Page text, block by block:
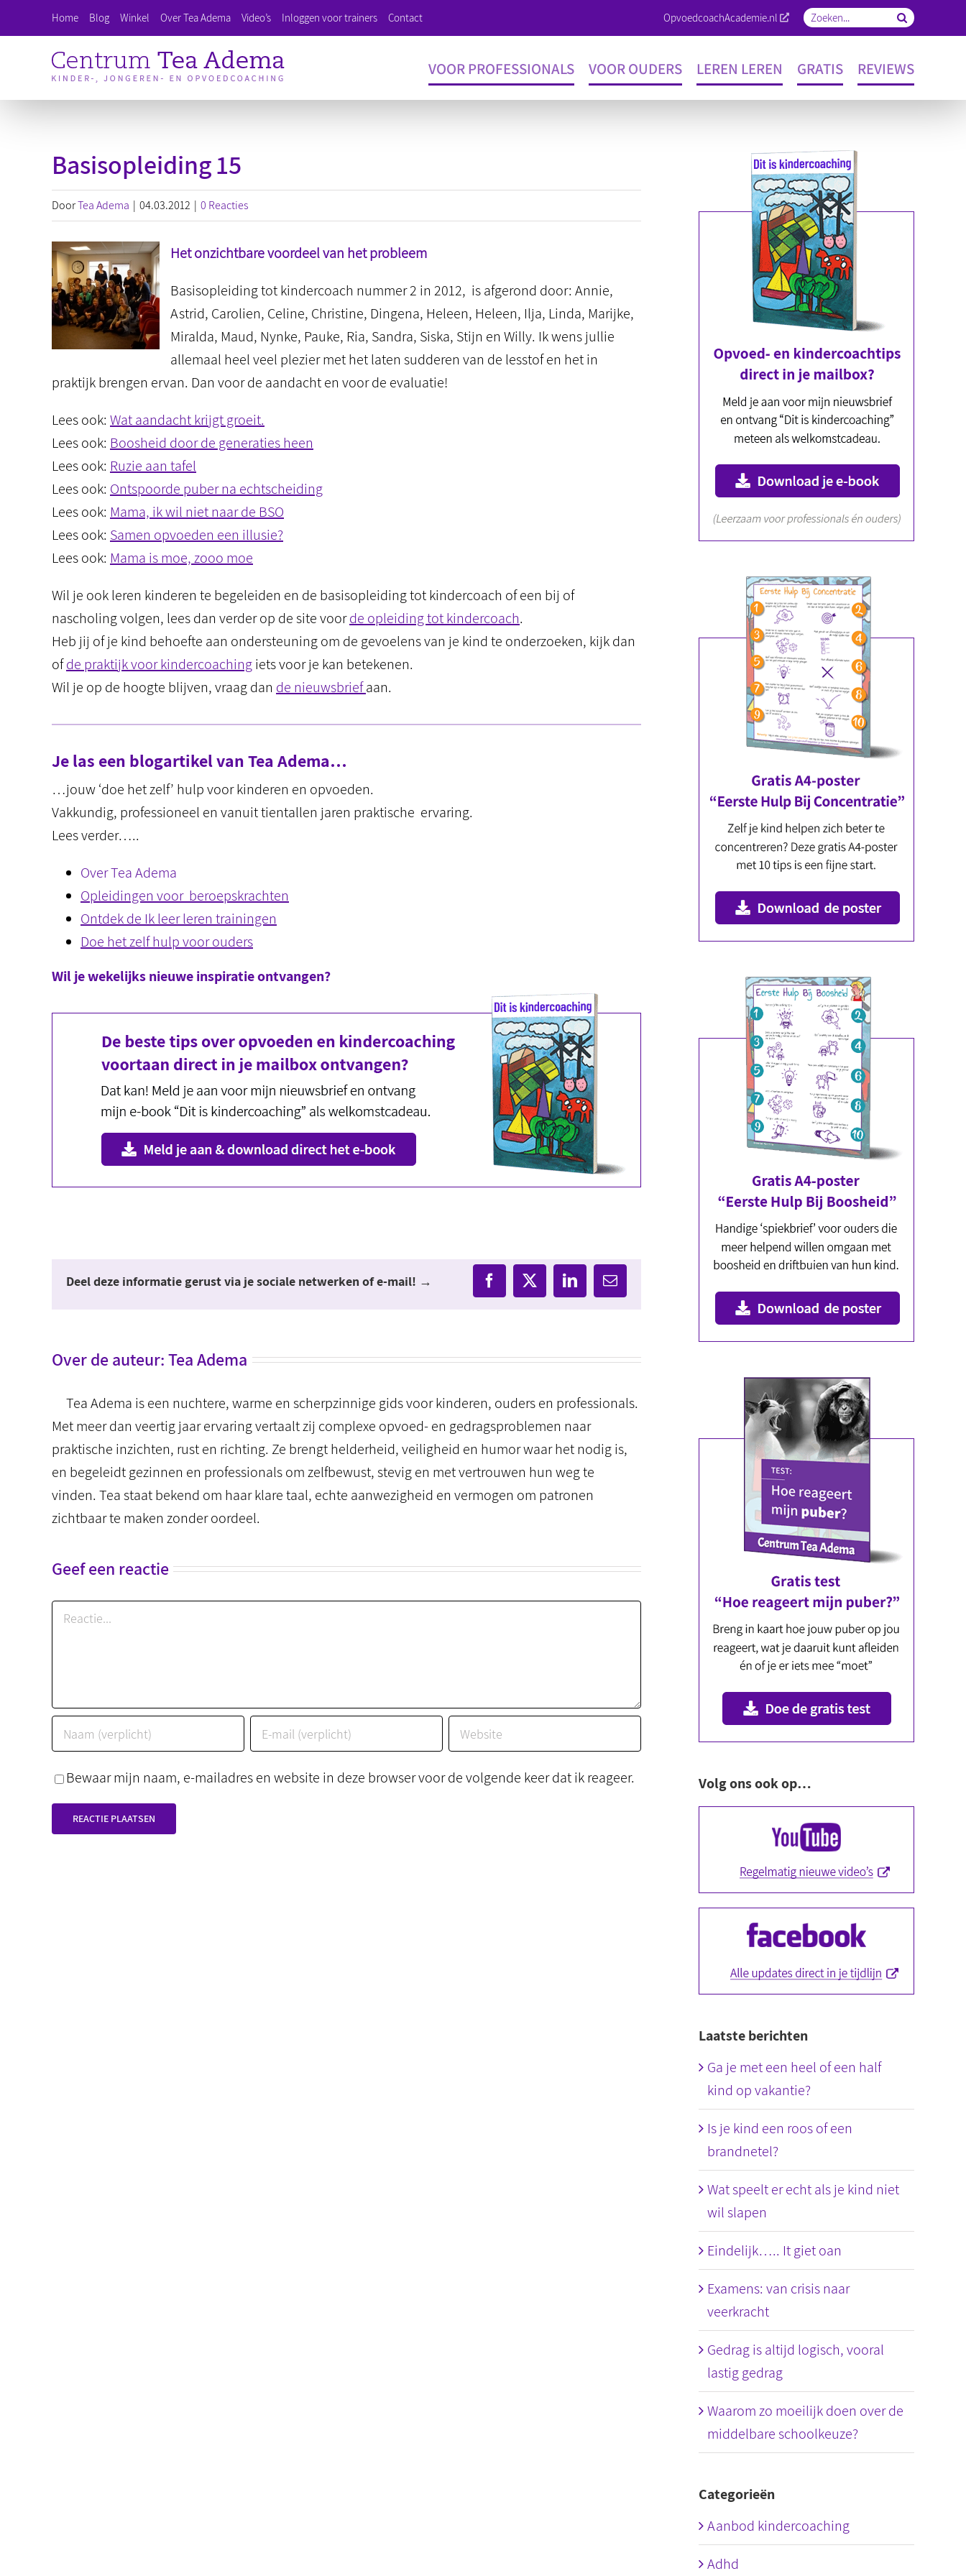
naar
Home Blog Winkel Over Tea Adema Video’s Inloggen voor trainers Contact OpvoedcoachAcademie.nl Zoeken
VOOR PROFESSIONALS VOOR OUDERS LEREN LEREN GRATIS REVIEWS
Basisopleiding 15
DoorTea Adema | 04.03.2012 | 0 Reacties
Het onzichtbare voordeel van het probleem
Basisopleiding tot kindercoach nummer 2 in 2012, is afgerond door: Annie,
Astrid, Carolien, Celine, Christine, Dingena, Heleen, Heleen, Ilja, Linda, Marijke,
Miralda, Maud, Nynke, Pauke, Ria, Sandra, Siska, Stijn en Willy. Ik wens jullie
allemaal heel veel plezier met het laten sudderen van de lesstof en het in
praktijk brengen ervan. Dan voor de aandacht en voor de evaluatie!
Lees ook: Wat aandacht krijgt groeit.
Lees ook: Boosheid door de generaties heen
Lees ook: Ruzie aan tafel
Lees ook: Ontspoorde puber na echtscheiding
Lees ook: Mama, ik wil niet naar de BSO
Lees ook: Samen opvoeden een illusie?
Lees ook: Mama is moe, zooo moe
Wil je ook leren kinderen te begeleiden en de basisopleiding tot kindercoach of een bij of
nascholing volgen, lees dan verder op de site voorde opleiding tot kindercoach.
Heb jij of je kind behoefte aan ondersteuning om de gevoelens van je kind te onderzoeken, kijk dan
ofde praktijk voor kindercoachingiets voor je kan betekenen.
Wil je op de hoogte blijven, vraag dan de nieuwsbriefaan.
Je las een blogartikel van Tea Adema…
…jouw ‘doe het zelf’ hulp voor kinderen en opvoeden.
Vakkundig, professioneel en vanuit tientallen jaren praktische ervaring.
Lees verder…..
Over Tea Adema
Opleidingen voor beroepskrachten
Ontdek de Ik leer leren trainingen
Doe het zelf hulp voor ouders
Wil je wekelijks nieuwe inspiratie ontvangen?
Deel deze informatie gerust via je sociale netwerken of e-mail! → Facebook
X LinkedIn
E-
mail
Over de auteur:Tea Adema
Tea Adema is een nuchtere, warme en scherpzinnige gids voor kinderen, ouders en professionals.
Met meer dan veertig jaar ervaring vertaalt zij complexe opvoed- en gedragsproblemen naar
praktische inzichten, rust en richting. Ze brengt helderheid, veiligheid en humor waar het nodig is,
en begeleidt gezinnen en professionals om zelfbewust, stevig en met vertrouwen hun weg te
vinden. Tea staat bekend om haar klare taal, echte aanwezigheid en vermogen om patronen
zichtbaar te maken zonder oordeel.
Geef een reactie
Reactie
Bewaar mijn naam, e-mailadres en website in deze browser voor de volgende keer dat ik reageer. Volg ons ook op…
Laatste berichten
Ga je met een heel of een half
kind op vakantie?
Is je kind een roos of een
brandnetel?
Wat speelt er echt als je kind niet
wil slapen
Eindelijk….. It giet oan
Examens: van crisis naar
veerkracht
Gedrag is altijd logisch, vooral
lastig gedrag
Waarom zo moeilijk doen over de
middelbare schoolkeuze?
Categorieën
Aanbod kindercoaching
Adhd